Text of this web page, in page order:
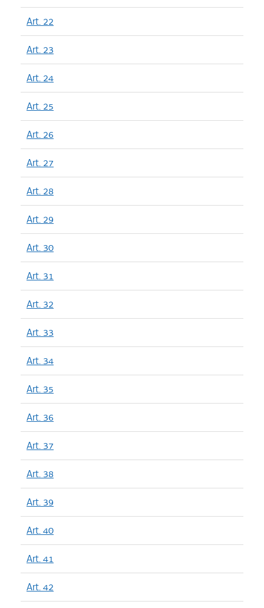
Art. 22
Art. 23
Art. 24
Art. 25
Art. 26
Art. 27
Art. 28
Art. 29
Art. 30
Art. 31
Art. 32
Art. 33
Art. 34
Art. 35
Art. 36
Art. 37
Art. 38
Art. 39
Art. 40
Art. 41
Art. 42